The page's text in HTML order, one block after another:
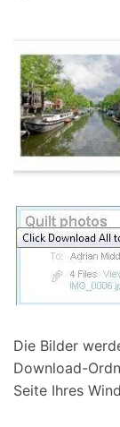
Die Bilder
Download-
Seite Ihres